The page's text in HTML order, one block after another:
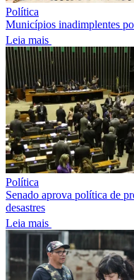
Política
Municípios inadimplentes
Leia mais
Política
Senado aprova política de
desastres
Leia mais